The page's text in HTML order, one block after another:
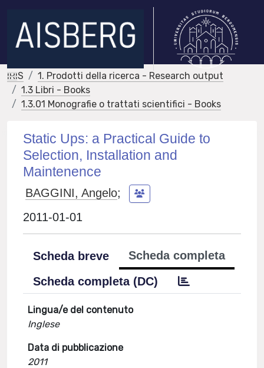
IRIS
1. Prodotti della ricerca - Research output
1.3 Libri - Books
1.3.01 Monografie o trattati scientifici - Books
Static Ups: a Practical Guide to
Selection, Installation and
Maintenence
BAGGINI, Angelo;
2011-01-01
Scheda breve
Scheda completa
Scheda completa (DC)
Lingua/e del contenuto
Inglese
Data di pubblicazione
2011